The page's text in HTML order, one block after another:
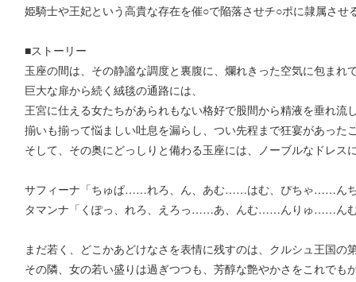
姫騎士や王妃という高貴な存在を催○で陥落させチ○ポに隷属させ
■ストーリー
玉座の間は、その静謐な調度と裏腹に、爛れきった空気に包まれ
巨大な扉から続く絨毯の通路には、
王宮に仕える女たちがあられもない格好で股間から精液を垂れ流
揃いも揃って悩ましい吐息を漏らし、つい先程まで狂宴があった
そして、その奥にどっしりと備わる玉座には、ノーブルなドレス
サフィーナ「ちゅぱ……れろ、ん、あむ……はむ、ぴちゃ……ん
タマンナ「くぽっ、れろ、えろっ……あ、んむ……んりゅ……ん
まだ若く、どこかあどけなさを表情に残すのは、クルシュ王国の
その隣、女の若い盛りは過ぎつつも、芳醇な艶やかさをこれでも